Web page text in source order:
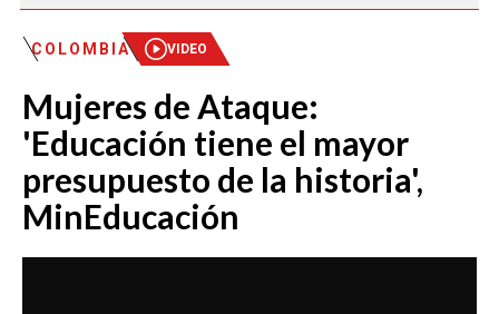
MAÑANA EXPRESS
EMISIÓN 12:30 PM
EMISIÓN 7:00 PM
EMISIÓN 11:30 PM
COLOMBIA VIDEO
Mujeres de Ataque:
'Educación tiene el mayor
presupuesto de la historia',
MinEducación